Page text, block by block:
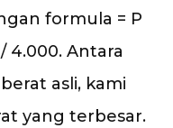
formula = P
4.000. Antara
asli, kami
yang terbesar.